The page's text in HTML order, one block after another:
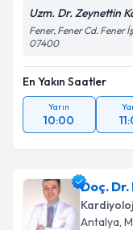
Uzm. Dr. Zeynettin
Fener, Fener Cd. Fener
07400
En Yakın Saatler
Yarın
10:00
Doç.
Antalya,